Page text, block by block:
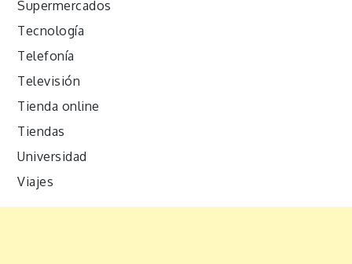
Supermercados
Tecnología
Telefonía
Televisión
Tienda online
Tiendas
Universidad
Viajes